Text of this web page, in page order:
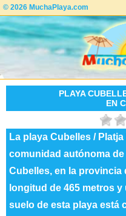
© 2026 MuchaPlaya.com
PLAYA
EN
La playa Cubelles /
comunidad autónoma
Cubelles, en la provincia
longitud de 465 metros y
suelo de esta playa está